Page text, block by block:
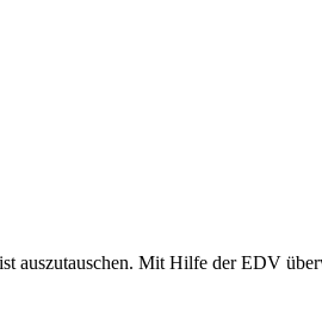
auszutauschen. Mit Hilfe der EDV